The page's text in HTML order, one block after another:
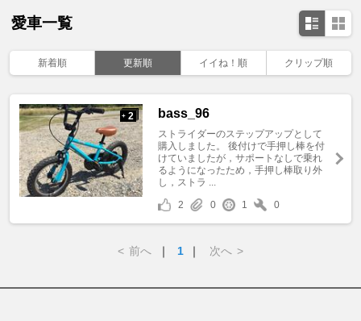
愛車一覧
新着順 更新順 イイね！順 クリップ順
+ 2 bass_96
ストライダーのステップアップとして
購入しました。 後付けで手押し棒を付
けていましたが，サポートなしで乗れ
るようになったため，手押し棒取り外
し，ストラ ...
2
0 1 0
< 前へ ｜ 1 ｜ 次へ >